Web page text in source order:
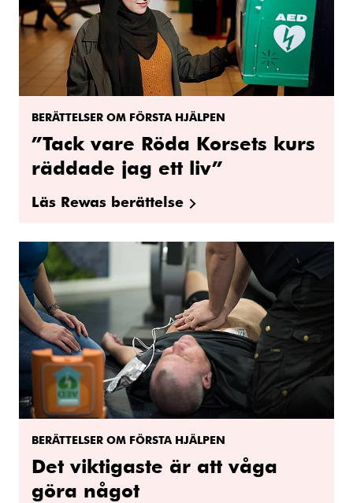
BERÄTTELSER OM FÖRSTA HJÄLPEN
”Tack vare Röda Korsets kurs
räddade jag ett liv”
Läs Rewas berättelse
BERÄTTELSER OM FÖRSTA HJÄLPEN
Det viktigaste är att våga
göra något